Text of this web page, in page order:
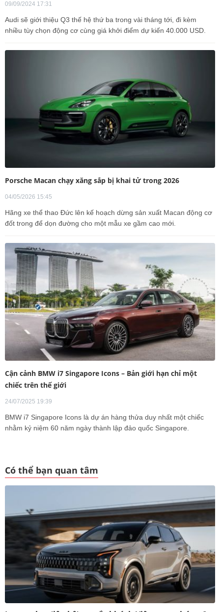
09/09/2024 17:31
Audi sẽ giới thiệu Q3 thế hệ thứ ba trong vài tháng tới, đi kèm
nhiều tùy chọn động cơ cùng giá khởi điểm dự kiến 40.000 USD.
Porsche Macan chạy xăng sắp bị khai tử trong 2026
04/05/2026 15:45
Hãng xe thể thao Đức lên kế hoạch dừng sản xuất Macan động cơ
đốt trong để dọn đường cho một mẫu xe gầm cao mới.
Cận cảnh BMW i7 Singapore Icons – Bản giới hạn chỉ một
chiếc trên thế giới
24/07/2025 19:39
BMW i7 Singapore Icons là dự án hàng thửa duy nhất một chiếc
nhằm kỷ niệm 60 năm ngày thành lập đảo quốc Singapore.
Có thể bạn quan tâm